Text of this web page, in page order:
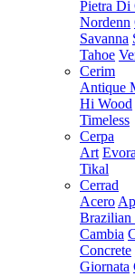
Pietra Di
Nordenn
Savanna
Tahoe
Cerim
Antique
Hi Wood
Timeless
Cerpa
Art Evora
Tikal
Cerrad
Acero
Brazilian
Cambia
Concrete
Giornata